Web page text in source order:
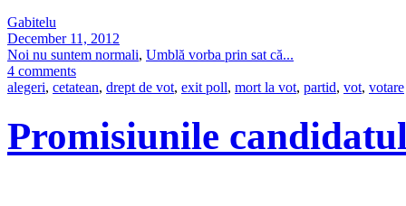
Gabitelu
December 11, 2012
Noi nu suntem normali, Umblă vorba prin sat că...
4 comments
alegeri, cetatean, drept de vot, exit poll, mort la vot, partid, vot, votare
Promisiunile